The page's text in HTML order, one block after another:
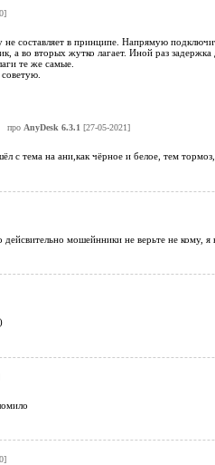
составляет в принципе. Напрямую
а во вторых жутко лагает. Иной раз
те же самые.
про AnyDesk 6.3.1 [27-05-2021]
с тема на ани,как чёрное и белое, тем
мошейнники не верьте не кому, я